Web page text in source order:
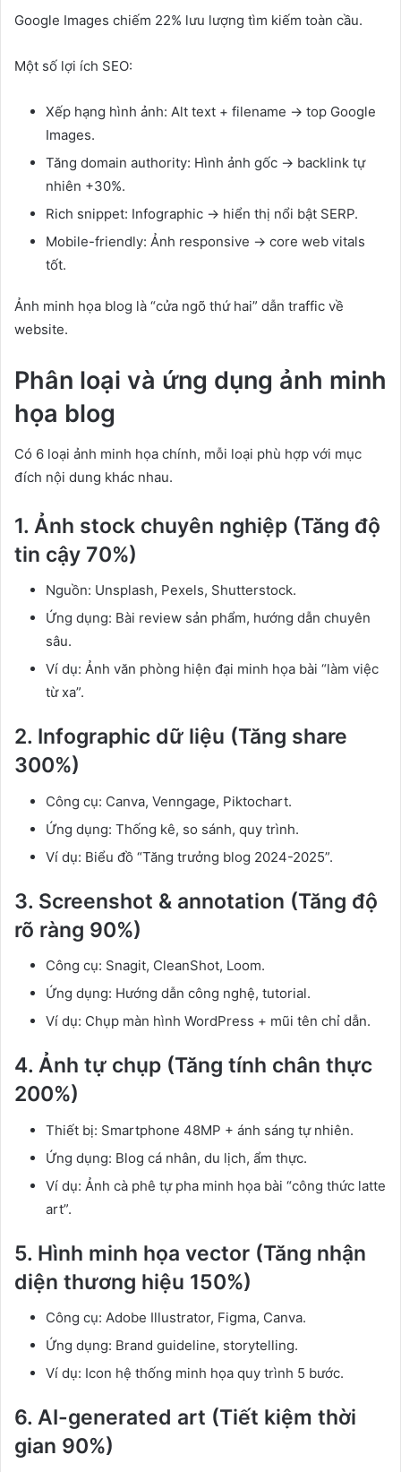
Google Images chiếm 22% lưu lượng tìm kiếm toàn cầu.
Một số lợi ích SEO:
Xếp hạng hình ảnh: Alt text + filename → top Google
Images.
Tăng domain authority: Hình ảnh gốc → backlink tự
nhiên +30%.
Rich snippet: Infographic → hiển thị nổi bật SERP.
Mobile-friendly: Ảnh responsive → core web vitals
tốt.
Ảnh minh họa blog là “cửa ngõ thứ hai” dẫn traffic về
website.
Phân loại và ứng dụng ảnh minh
họa blog
Có 6 loại ảnh minh họa chính, mỗi loại phù hợp với mục
đích nội dung khác nhau.
1. Ảnh stock chuyên nghiệp (Tăng độ
tin cậy 70%)
Nguồn: Unsplash, Pexels, Shutterstock.
Ứng dụng: Bài review sản phẩm, hướng dẫn chuyên
sâu.
Ví dụ: Ảnh văn phòng hiện đại minh họa bài “làm việc
từ xa”.
2. Infographic dữ liệu (Tăng share
300%)
Công cụ: Canva, Venngage, Piktochart.
Ứng dụng: Thống kê, so sánh, quy trình.
Ví dụ: Biểu đồ “Tăng trưởng blog 2024-2025”.
3. Screenshot & annotation (Tăng độ
rõ ràng 90%)
Công cụ: Snagit, CleanShot, Loom.
Ứng dụng: Hướng dẫn công nghệ, tutorial.
Ví dụ: Chụp màn hình WordPress + mũi tên chỉ dẫn.
4. Ảnh tự chụp (Tăng tính chân thực
200%)
Thiết bị: Smartphone 48MP + ánh sáng tự nhiên.
Ứng dụng: Blog cá nhân, du lịch, ẩm thực.
Ví dụ: Ảnh cà phê tự pha minh họa bài “công thức latte
art”.
5. Hình minh họa vector (Tăng nhận
diện thương hiệu 150%)
Công cụ: Adobe Illustrator, Figma, Canva.
Ứng dụng: Brand guideline, storytelling.
Ví dụ: Icon hệ thống minh họa quy trình 5 bước.
6. AI-generated art (Tiết kiệm thời
gian 90%)